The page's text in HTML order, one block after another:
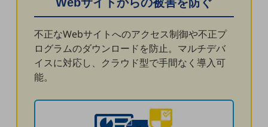
サステナビリティレポート
ダイバーシティ
経営情報
経営情報TOP
不正なWebサイトへのアクセス制御や不正プ
ログラムのダウンロードを防止。マルチデバ
イスに対応し、クラウド型で手間なく導入可
能。